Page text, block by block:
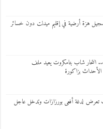
هزة أرضية في إقليم ميدلت دون خسائر
انتحار شاب بتامكروت يعيد ملف
بزاكورة
تعرض لدغة أفعى بورزازات وتدخل عاجل